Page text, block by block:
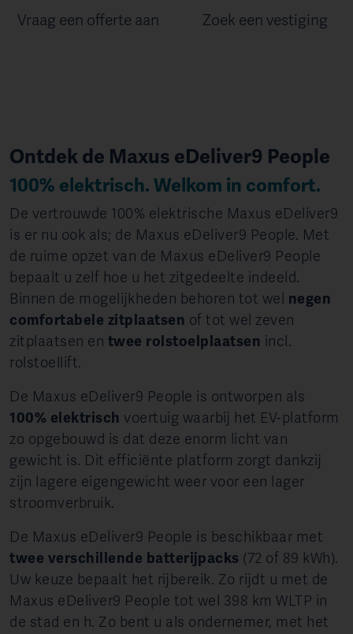
Vraag een offerte aan Zoek een vestiging
Ontdek de Maxus eDeliver9 People
100% elektrisch. Welkom in comfort.
De vertrouwde 100% elektrische Maxus eDeliver9
is er nu ook als; de Maxus eDeliver9 People. Met
de ruime opzet van de Maxus eDeliver9 People
bepaalt u zelf hoe u het zitgedeelte indeeld.
Binnen de mogelijkheden behoren tot wel negen
comfortabele zitplaatsen of tot wel zeven
zitplaatsen en twee rolstoelplaatsen incl.
rolstoellift.
De Maxus eDeliver9 People is ontworpen als
100% elektrisch voertuig waarbij het EV-platform
zo opgebouwd is dat deze enorm licht van
gewicht is. Dit efficiënte platform zorgt dankzij
zijn lagere eigengewicht weer voor een lager
stroomverbruik.
De Maxus eDeliver9 People is beschikbaar met
twee verschillende batterijpacks (72 of 89 kWh).
Uw keuze bepaalt het rijbereik. Zo rijdt u met de
Maxus eDeliver9 People tot wel 398 km WLTP in
de stad en h. Zo bent u als ondernemer, met het